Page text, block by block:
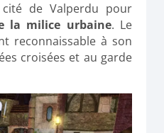
cité de Valperdu pour
la milice urbaine. Le
reconnaissable à son
croisées et au garde